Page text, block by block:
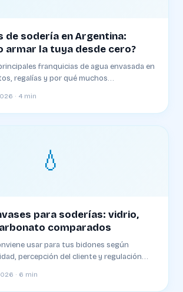
de sodería en Argentina:
armar la tuya desde cero?
franquicias de agua envasada en
regalías y por qué muchos
· 4 min
💧
para soderías: vidrio,
comparados
usar para tus bidones según
percepción del cliente y regulación
· 6 min